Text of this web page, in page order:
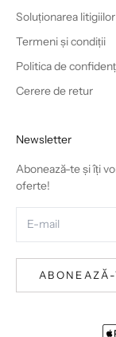
Soluționarea litigiilor
Termeni și condiții
Politica de
Cerere de retur
Newsletter
Abonează-te și îți
oferte!
ABONEAZĂ-